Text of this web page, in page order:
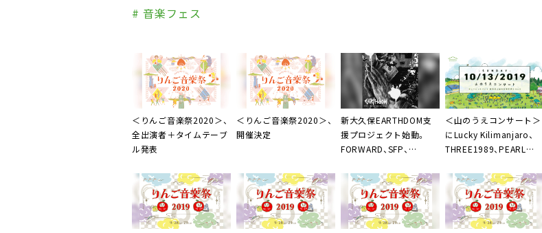
# 音楽フェス
＜ りんご音楽祭2020＞、
全出演者＋タイムテーブ
ル発表
＜ りんご音楽祭2020＞、
開催決定
新大久保EARTHDOM支
援プロジェクト始動。
FORWARD、SFP、
＜山のうえコンサート ＞
にLucky Kilimanjaro、
THREE1989、PEARL